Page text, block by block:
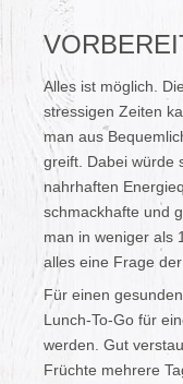
Alles ist möglich.
stressigen Zeiten
man aus
greift. Dabei würde
nahrhaften
schmackhafte und
man in weniger als
alles eine Frage
Für einen
Lunch-To-Go für
werden. Gut
Früchte mehrere